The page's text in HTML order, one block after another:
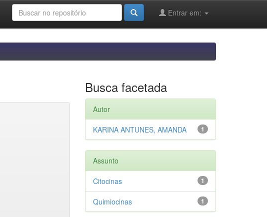
Entrar em:
Busca facetada
Autor
1
KARINA ANTUNES, AMANDA
Assunto
1
Citocinas
1
Quimiocinas